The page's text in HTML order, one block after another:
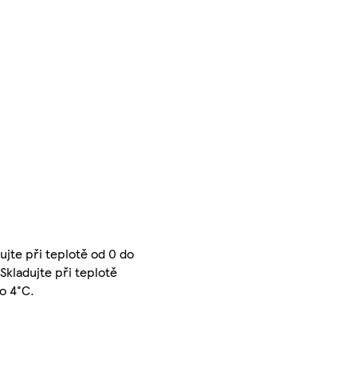
při teplotě od 0 do
při teplotě
4°C.